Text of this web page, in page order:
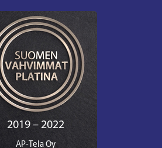
teräsputket ja kartiot
ja teräsrakenteet